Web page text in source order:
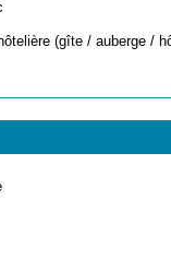
(gîte / auberge /